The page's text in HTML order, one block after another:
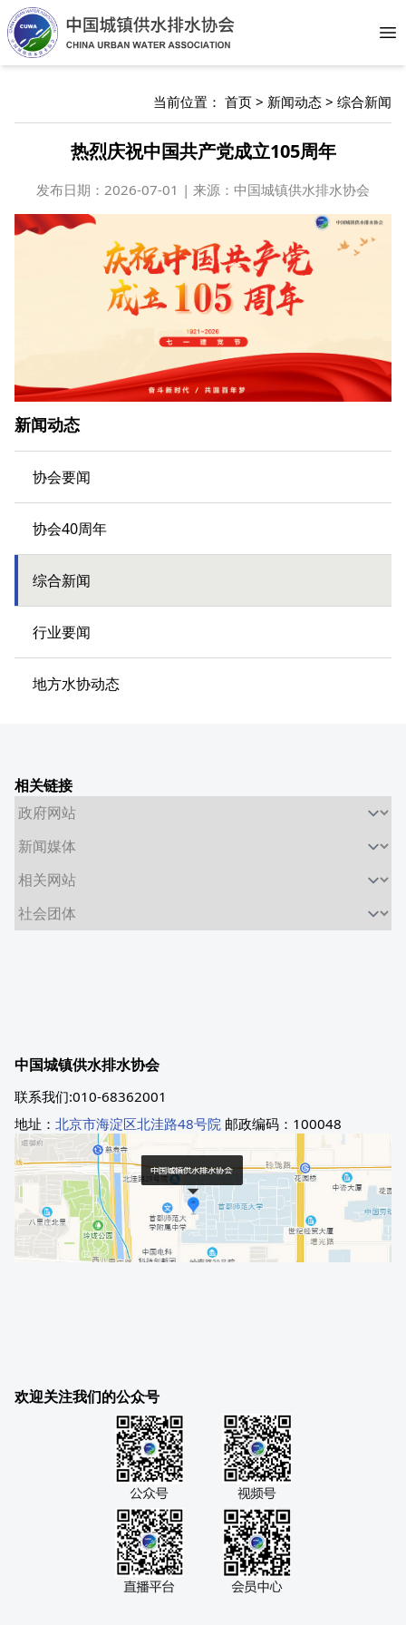
新闻动态
协会要闻
协会40周年
综合新闻
行业要闻
地方水协动态
当前位置： 首页 > 新闻动态 > 综合新闻
热烈庆祝中国共产党成立105周年
发布日期： 2026-07-01 | 来源：中国城镇供水排水协会
相关链接
中国城镇供水排水协会
联系我们:010-68362001
地址： 北京市海淀区北洼路48号院 邮政编码：100048
欢迎关注我们的公众号